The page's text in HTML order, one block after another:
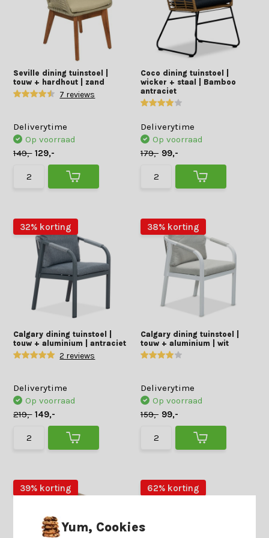
Seville dining tuinstoel |
touw + hardhout | zand
7 reviews
Deliverytime
Op voorraad
149,- 129,-
Coco dining tuinstoel |
wicker + staal | Bamboo
antraciet
Deliverytime
Op voorraad
179,- 99,-
32% korting
Calgary dining tuinstoel |
touw + aluminium | antraciet
2 reviews
Deliverytime
Op voorraad
219,- 149,-
38% korting
Calgary dining tuinstoel |
touw + aluminium | wit
Deliverytime
Op voorraad
159,- 99,-
39% korting 62% korting
Yum, Cookies